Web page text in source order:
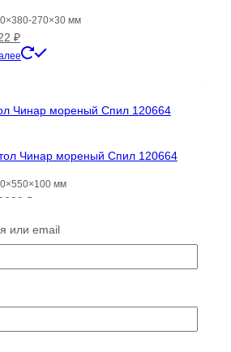
270×30 мм
₽.
₽Текущая
цена:
Чинар мореный Спил 120664
мм
₽Текущая
18038 ₽.
или email